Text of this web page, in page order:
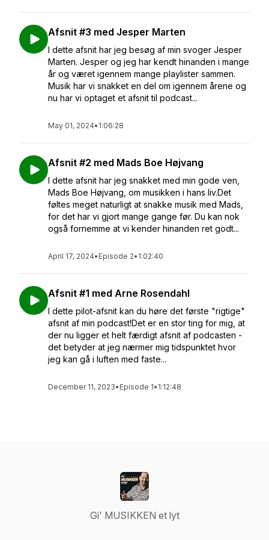
Afsnit #3 med Jesper Marten
I dette afsnit har jeg besøg af min svoger Jesper
Marten. Jesper og jeg har kendt hinanden i mange
år og været igennem mange playlister sammen.
Musik har vi snakket en del om igennem årene og
nu har vi optaget et afsnit til podcast...
May 01, 2024• 1:06:28
Afsnit #2 med Mads Boe Højvang
I dette afsnit har jeg snakket med min gode ven,
Mads Boe Højvang, om musikken i hans liv.Det
føltes meget naturligt at snakke musik med Mads,
for det har vi gjort mange gange før. Du kan nok
også fornemme at vi kender hinanden ret godt...
April 17, 2024• Episode 2• 1:02:40
Afsnit #1 med Arne Rosendahl
I dette pilot-afsnit kan du høre det første "rigtige"
afsnit af min podcast!Det er en stor ting for mig, at
der nu ligger et helt færdigt afsnit af podcasten -
det betyder at jeg nærmer mig tidspunktet hvor
jeg kan gå i luften med faste...
December 11, 2023• Episode 1• 1:12:48
Gi' MUSIKKEN et lyt